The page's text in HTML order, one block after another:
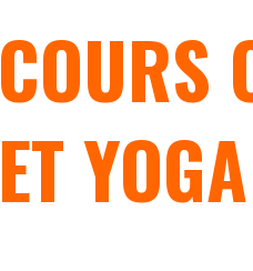
COURS
ET